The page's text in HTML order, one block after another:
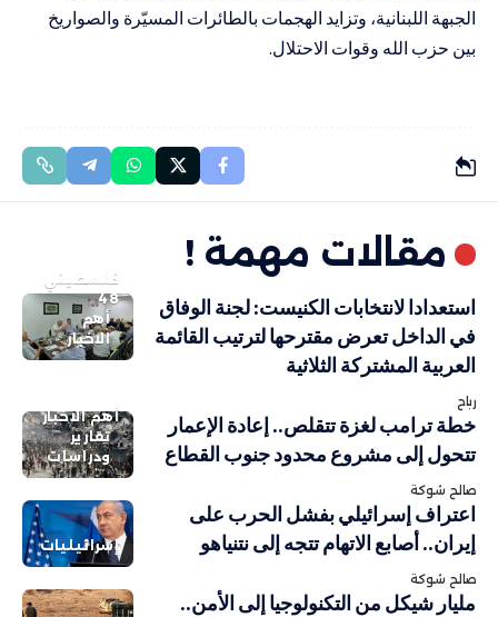
الجبهة اللبنانية، وتزايد الهجمات بالطائرات المسيّرة والصواريخ
بين حزب الله وقوات الاحتلال.
مقالات مهمة !
فلسطيني
48
أهم
الاخبار
استعدادا لانتخابات الكنيست: لجنة الوفاق
في الداخل تعرض مقترحها لترتيب القائمة
العربية المشتركة الثلاثية
رباح
أهم الاخبار
تقارير
ودراسات
خطة ترامب لغزة تتقلص.. إعادة الإعمار
تتحول إلى مشروع محدود جنوب القطاع
صالح شوكة
إسرائيليات
اعتراف إسرائيلي بفشل الحرب على
إيران.. أصابع الاتهام تتجه إلى نتنياهو
صالح شوكة
مليار شيكل من التكنولوجيا إلى الأمن..